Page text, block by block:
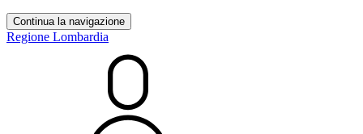
Continua la navigazione
Regione Lombardia